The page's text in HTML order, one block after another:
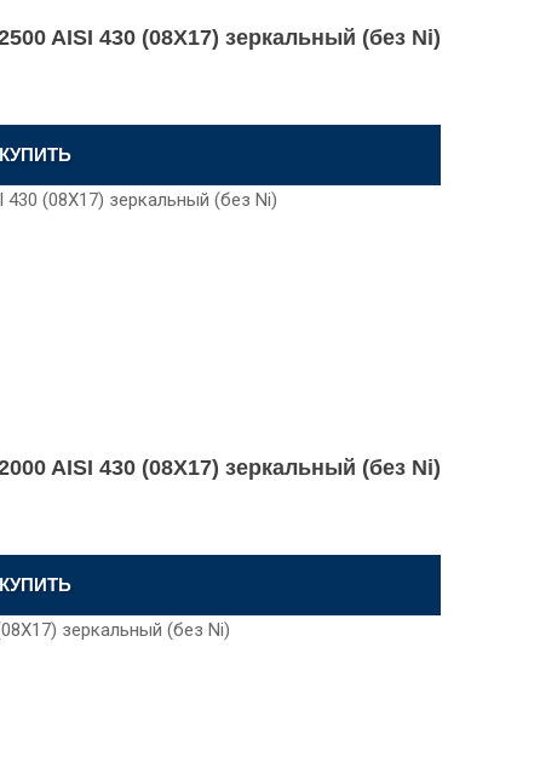
AISI 430 (08Х17) зеркальный (без Ni)
КУПИТЬ
AISI 430 (08Х17) зеркальный (без Ni)
КУПИТЬ